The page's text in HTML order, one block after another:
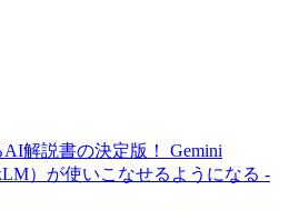
解説書の決定版！ Gemini
）が使いこなせるようになる -